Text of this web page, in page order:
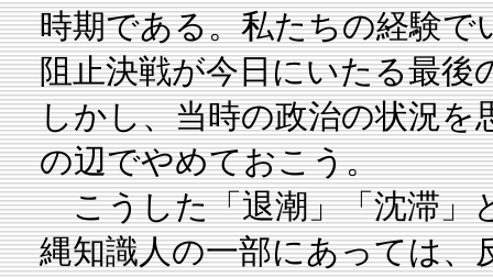
時期である。私たちの経験で
阻止決戦が今日にいたる最後
しかし、当時の政治の状況
の辺でやめておこう。
こうした「退潮」「沈滞」
縄知識人の一部にあっては、